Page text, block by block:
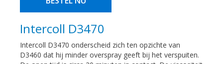
Intercoll D3470
Intercoll D3470 onderscheid zich ten opzichte van
D3460 dat hij minder overspray geeft bij het verspuiten.